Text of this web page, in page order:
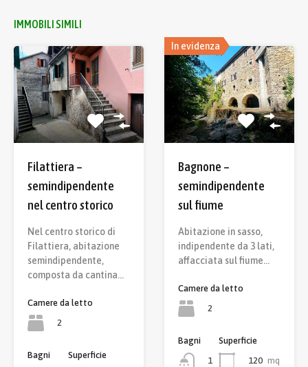
IMMOBILI SIMILI
Filattiera –
semindipendente
nel centro storico
Nel centro storico di
Filattiera, abitazione
semindipendente,
composta da cantina…
Camere da letto
2
Bagni
Superficie
In evidenza
Bagnone –
semindipendente
sul fiume
Abitazione in sasso,
indipendente da 3 lati,
affacciata sul fiume…
Camere da letto
2
Bagni
1
Superficie
120 mq